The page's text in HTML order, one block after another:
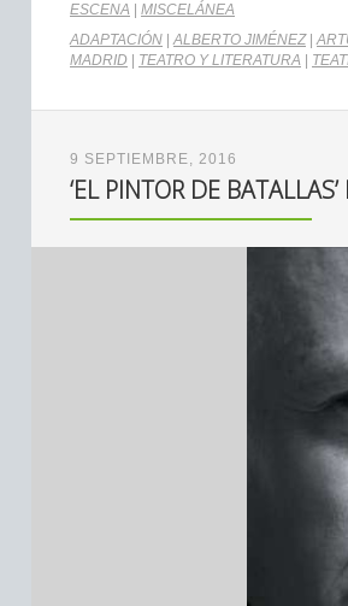
ESCENA
MISCELÁNEA
ADAPTACIÓN |ALBERTO JIMÉNEZ|
MADRID
TEATRO Y LITERATURA
9 SEPTIEMBRE, 2016
‘EL PINTOR DE